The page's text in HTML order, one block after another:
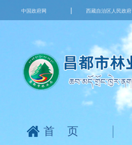
中国政府网 | 西藏自治区人民政府
首页